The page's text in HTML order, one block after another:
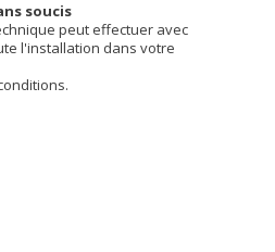
soucis
peut effectuer avec
l'installation dans votre